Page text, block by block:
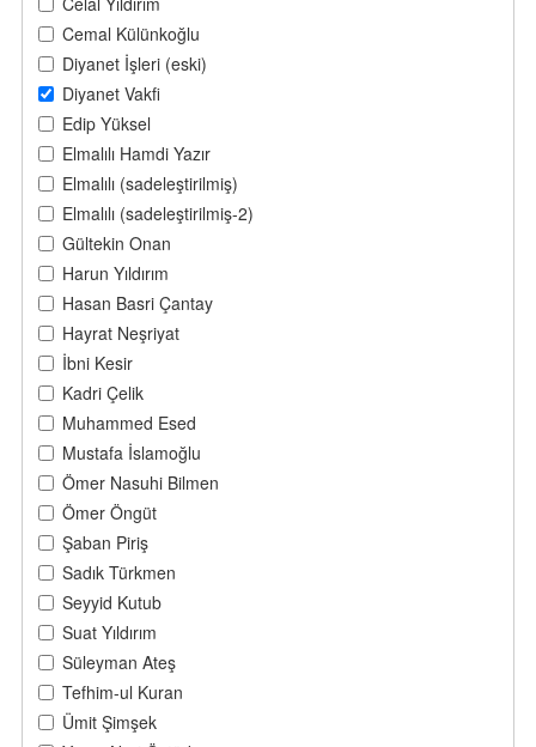
Cemal Külünkoğlu
Diyanet İşleri (eski)
Diyanet Vakfi
Edip Yüksel
Elmalılı Hamdi Yazır
Elmalılı (sadeleştirilmiş)
Elmalılı (sadeleştirilmiş-2)
Gültekin Onan
Harun Yıldırım
Hasan Basri Çantay
Hayrat Neşriyat
İbni Kesir
Kadri Çelik
Muhammed Esed
Mustafa İslamoğlu
Ömer Nasuhi Bilmen
Ömer Öngüt
Şaban Piriş
Sadık Türkmen
Seyyid Kutub
Suat Yıldırım
Süleyman Ateş
Tefhim-ul Kuran
Ümit Şimşek